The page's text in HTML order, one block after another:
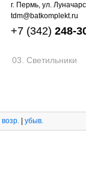
г. Пермь, ул.
tdm@batkomplekt.ru
+7 (342) 248-
03. Светильники
возр. | убыв.